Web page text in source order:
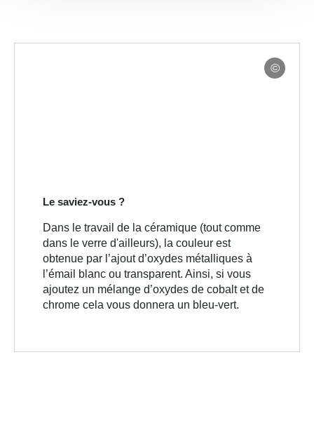
Le saviez-vous ?
Dans le travail de la céramique (tout comme
dans le verre d'ailleurs), la couleur est
obtenue par l’ajout d’oxydes métalliques à
l’émail blanc ou transparent. Ainsi, si vous
ajoutez un mélange d’oxydes de cobalt et de
chrome cela vous donnera un bleu-vert.